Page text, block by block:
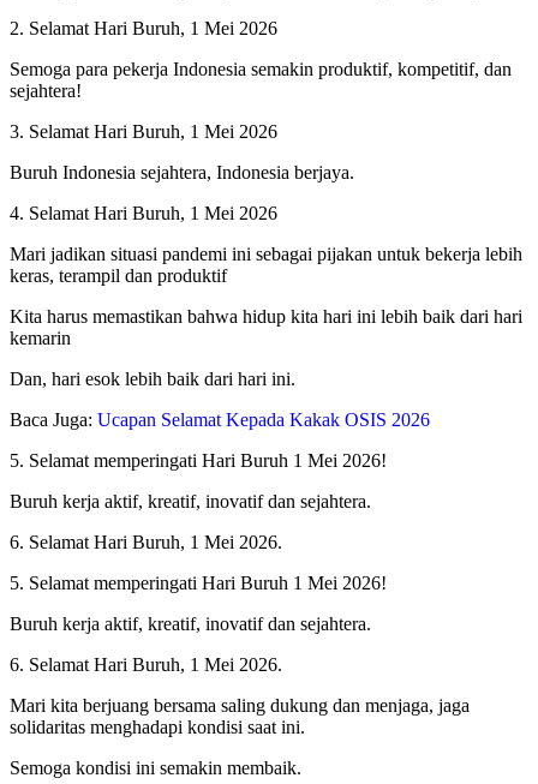
2. Selamat Hari Buruh, 1 Mei 2026
Semoga para pekerja Indonesia semakin produktif, kompetitif, dan
sejahtera!
3. Selamat Hari Buruh, 1 Mei 2026
Buruh Indonesia sejahtera, Indonesia berjaya.
4. Selamat Hari Buruh, 1 Mei 2026
Mari jadikan situasi pandemi ini sebagai pijakan untuk bekerja lebih
keras, terampil dan produktif
Kita harus memastikan bahwa hidup kita hari ini lebih baik dari hari
kemarin
Dan, hari esok lebih baik dari hari ini.
Baca Juga: Ucapan Selamat Kepada Kakak OSIS 2026
5. Selamat memperingati Hari Buruh 1 Mei 2026!
Buruh kerja aktif, kreatif, inovatif dan sejahtera.
6. Selamat Hari Buruh, 1 Mei 2026.
5. Selamat memperingati Hari Buruh 1 Mei 2026!
Buruh kerja aktif, kreatif, inovatif dan sejahtera.
6. Selamat Hari Buruh, 1 Mei 2026.
Mari kita berjuang bersama saling dukung dan menjaga, jaga
solidaritas menghadapi kondisi saat ini.
Semoga kondisi ini semakin membaik.